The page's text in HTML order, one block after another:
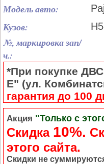
Модель авто:
Кузов:
№, маркировка зап/
ч.:
*При покупке
Е" (ул.
гарантия до 100
Акция "Только с
Скидка 10%.
этого сайта.
Скидки не